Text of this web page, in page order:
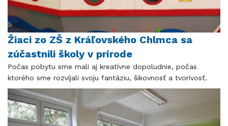
Žiaci zo ZŠ z Kráľovského Chlmca sa
zúčastnili školy v prírode
Počas pobytu sme mali aj kreatívne dopoludnie, počas
ktorého sme rozvíjali svoju fantáziu, šikovnosť a tvorivosť.